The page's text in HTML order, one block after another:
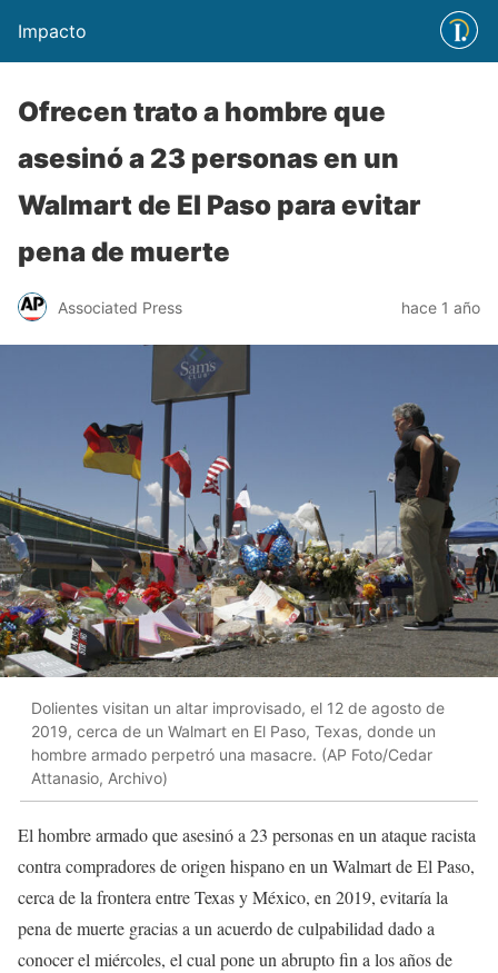
Impacto
Ofrecen trato a hombre que
asesinó a 23 personas en un
Walmart de El Paso para evitar
pena de muerte
Associated Press hace 1 año
Dolientes visitan un altar improvisado, el 12 de agosto de
2019, cerca de un Walmart en El Paso, Texas, donde un
hombre armado perpetró una masacre. (AP Foto/Cedar
Attanasio, Archivo)
El hombre armado que asesinó a 23 personas en un ataque racista
contra compradores de origen hispano en un Walmart de El Paso,
cerca de la frontera entre Texas y México, en 2019, evitaría la
pena de muerte gracias a un acuerdo de culpabilidad dado a
conocer el miércoles, el cual pone un abrupto fin a los años de